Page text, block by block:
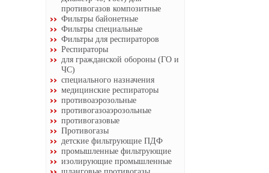
противогазов композитные
Фильтры байонетные
Фильтры специальные
Фильтры для респираторов
Респираторы
для гражданской обороны (ГО и
ЧС)
специального назначения
медицинские респираторы
противоаэрозольные
противогазоаэрозольные
противогазовые
Противогазы
детские фильтрующие ПДФ
промышленные фильтрующие
изолирующие промышленные